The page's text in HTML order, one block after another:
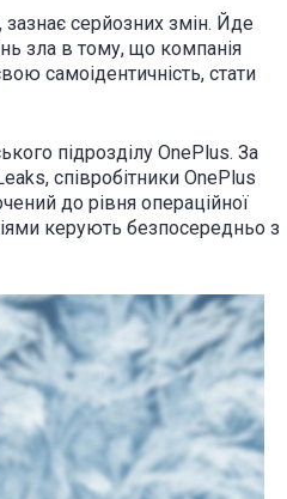
серйозних змін. Йде
зла в тому, що компанія
самоідентичність, стати
підрозділу OnePlus. За
співробітники OnePlus
до рівня операційної
керують безпосередньо з